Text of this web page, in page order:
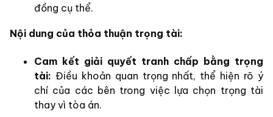
đồng cụ thể.
Nội dung của thỏa thuận trọng tài:
Cam kết giải quyết tranh chấp bằng trọng
tài: Điều khoản quan trọng nhất, thể hiện rõ ý
chí của các bên trong việc lựa chọn trọng tài
thay vì tòa án.